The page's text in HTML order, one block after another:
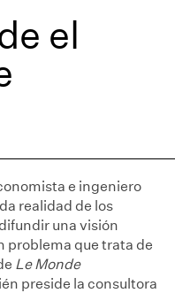
el
e ingeniero
realidad de los
una visión
problema que trata de
Le Monde
preside la consultora